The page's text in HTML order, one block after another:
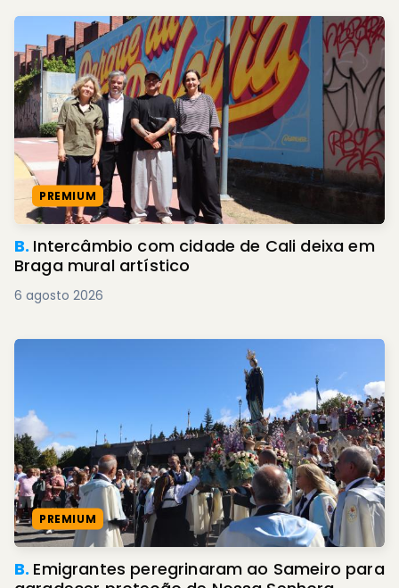
PREMIUM
B. Intercâmbio com cidade de Cali deixa em
Braga mural artístico
6 agosto 2026
PREMIUM
B. Emigrantes peregrinaram ao Sameiro para